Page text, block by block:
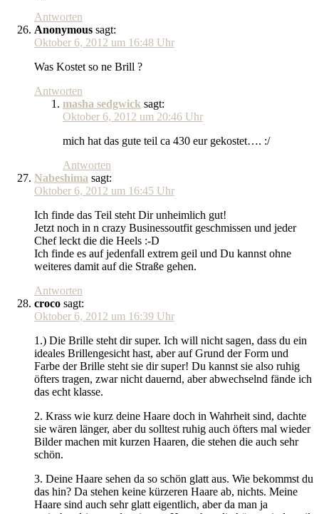
Antworten
Anonymous sagt:
Oktober 6, 2012 um 16:48 Uhr
Was Kostet so ne Brill ?
Antworten
masha sedgwick sagt:
Oktober 6, 2012 um 20:46 Uhr
mich hat das gute teil ca 430 eur gekostet…. :/
Antworten
Nabeshima sagt:
Oktober 6, 2012 um 16:45 Uhr
Ich finde das Teil steht Dir unheimlich gut!
Jetzt noch in n crazy Businessoutfit geschmissen und jeder
Chef leckt die die Heels :-D
Ich finde es auf jedenfall extrem geil und Du kannst ohne
weiteres damit auf die Straße gehen.
Antworten
croco sagt:
Oktober 6, 2012 um 16:39 Uhr
1.) Die Brille steht dir super. Ich will nicht sagen, dass du ein
ideales Brillengesicht hast, aber auf Grund der Form und
Farbe der Brille steht sie dir super! Du kannst sie also ruhig
öfters tragen, zwar nicht dauernd, aber abwechselnd fände ich
das echt klasse.
2. Krass wie kurz deine Haare doch in Wahrheit sind, dachte
sie wären länger, aber du solltest ruhig auch öfters mal wieder
Bilder machen mit kurzen Haaren, die stehen die auch sehr
schön.
3. Deine Haare sehen da so schön glatt aus. Wie bekommst du
das hin? Da stehen keine kürzeren Haare ab, nichts. Meine
Haare sind auch sehr glatt eigentlich, aber da man ja